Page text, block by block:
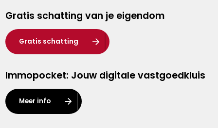
Hasselt
Heist-op-den-Berg
Herentals
Kalmthout
Leuven
Lier
Gratis schatting van je eigendom
Gratis schatting
Immopocket: Jouw digitale vastgoedkluis
Meer info